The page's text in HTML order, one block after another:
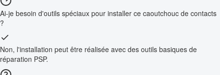
Ai-je besoin d'outils spéciaux pour installer ce caoutchouc de contacts
?
Non, l'installation peut être réalisée avec des outils basiques de
réparation PSP.